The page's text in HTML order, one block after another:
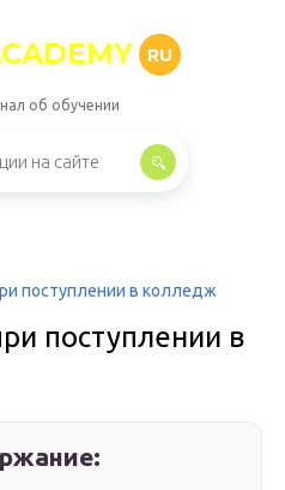
RU
об обучении
поступлении в колледж
поступлении в